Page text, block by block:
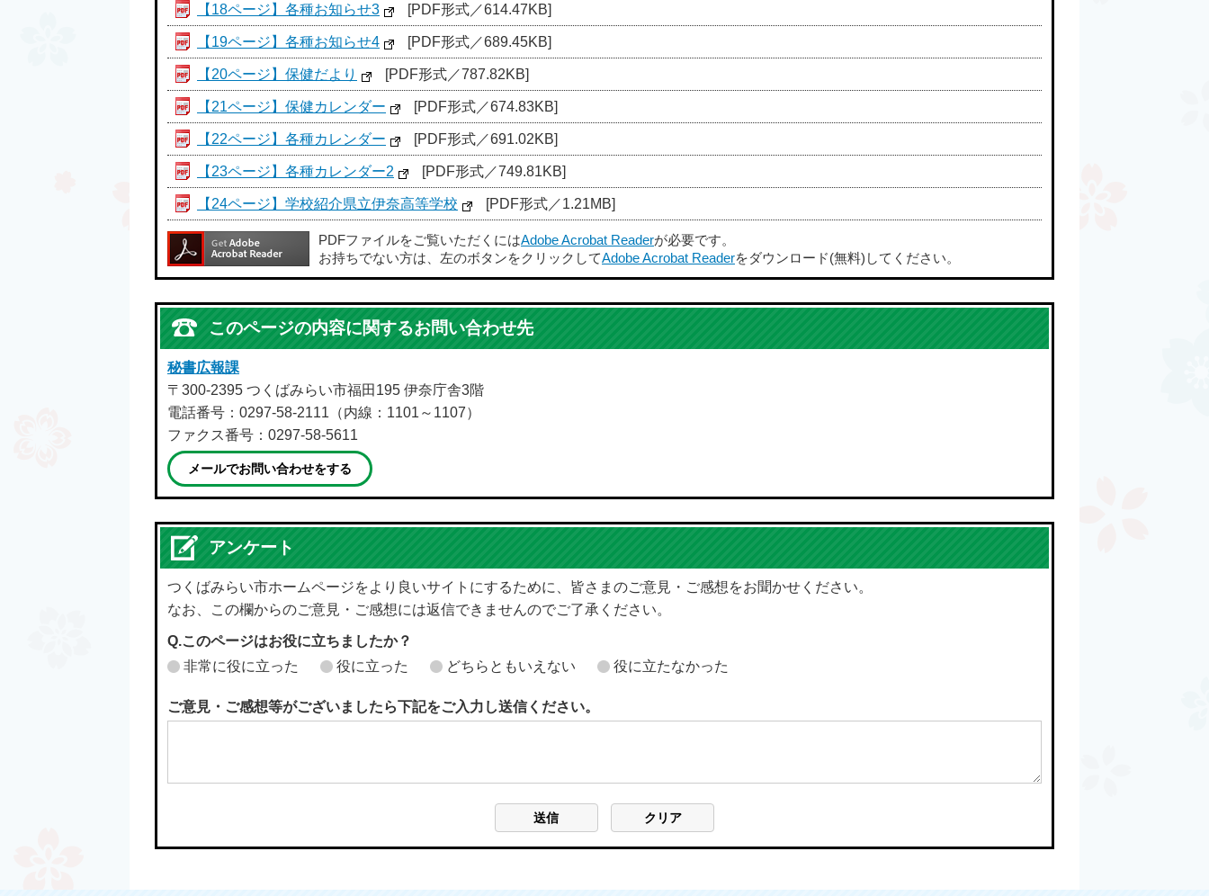
【18ページ】各種お知らせ3 [PDF形式／614.47KB]
【19ページ】各種お知らせ4 [PDF形式／689.45KB]
【20ページ】保健だより [PDF形式／787.82KB]
【21ページ】保健カレンダー [PDF形式／674.83KB]
【22ページ】各種カレンダー [PDF形式／691.02KB]
【23ページ】各種カレンダー2 [PDF形式／749.81KB]
【24ページ】学校紹介県立伊奈高等学校 [PDF形式／1.21MB]
PDFファイルをご覧いただくにはAdobe Acrobat Readerが必要です。
お持ちでない方は、左のボタンをクリックしてAdobe Acrobat Readerをダウンロード(無料)してください。
このページの内容に関するお問い合わせ先
秘書広報課
〒300-2395 つくばみらい市福田195 伊奈庁舎3階
電話番号：0297-58-2111（内線：1101～1107）
ファクス番号：0297-58-5611
メールでお問い合わせをする
アンケート
つくばみらい市ホームページをより良いサイトにするために、皆さまのご意見・ご感想をお聞かせください。
なお、この欄からのご意見・ご感想には返信できませんのでご了承ください。
Q.このページはお役に立ちましたか？
非常に役に立った
役に立った どちらともいえない 役に立たなかった
ご意見・ご感想等がございましたら下記をご入力し送信ください。